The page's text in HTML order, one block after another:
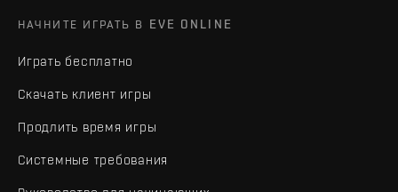
НАЧНИТЕ ИГРАТЬ В EVE ONLINE
Играть бесплатно
Скачать клиент игры
Продлить время игры
Системные требования